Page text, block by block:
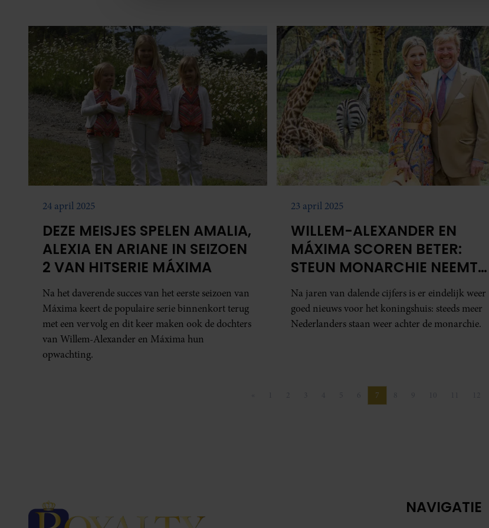
onze website blijft gebruiken.
24 april 2025
DEZE MEISJES SPELEN AMALIA,
ALEXIA EN ARIANE IN SEIZOEN
2 VAN HITSERIE MÁXIMA
Na het daverende succes van het eerste seizoen van
Máxima keert de populaire serie binnenkort terug
met een vervolg en dit keer maken ook de dochters
van Willem-Alexander en Máxima hun
opwachting.
23 april 2025
WILLEM-ALEXANDER EN
MÁXIMA SCOREN BETER:
STEUN MONARCHIE NEEMT
TOE
Na jaren van dalende cijfers is er eindelijk weer
goed nieuws voor het koningshuis: steeds meer
Nederlanders staan weer achter de monarchie.
PaginaPagina
7
NAVIGATIE